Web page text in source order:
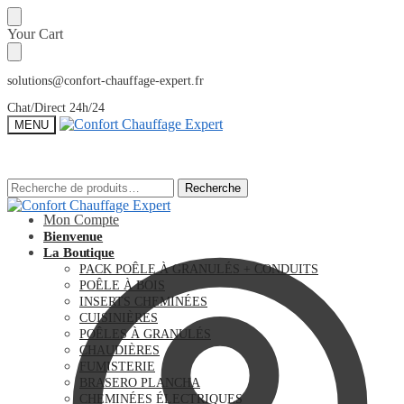
Sauter
à
la
navigation
Skip
to
content
Your Cart
solutions@confort-chauffage-expert.fr
Chat/Direct 24h/24
MENU
Recherche
pour :
Recherche
Mon Compte
Recherche
pour :
Recherche
Bienvenue
La Boutique
PACK POÊLE À GRANULÉS + CONDUITS
POÊLE À BOIS
INSERTS CHEMINÉES
CUISINIÈRES
POÊLES À GRANULÉS
CHAUDIÈRES
FUMISTERIE
BRASERO PLANCHA
CHEMINÉES ÉLECTRIQUES